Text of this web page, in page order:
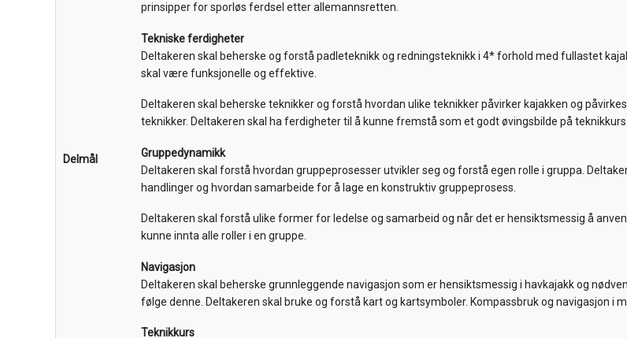
Delmål
prinsipper for sporløs ferdsel etter allemannsretten.
Tekniske ferdigheter
Deltakeren skal beherske og forstå padleteknikk og redningsteknikk i 4* forhold med fullastet
skal være funksjonelle og effektive.
Deltakeren skal beherske teknikker og forstå hvordan ulike teknikker påvirker kajakken og
teknikker. Deltakeren skal ha ferdigheter til å kunne fremstå som et godt øvingsbilde på teknikkurs.
Gruppedynamikk
Deltakeren skal forstå hvordan gruppeprosesser utvikler seg og forstå egen rolle i gruppa.
handlinger og hvordan samarbeide for å lage en konstruktiv gruppeprosess.
Deltakeren skal forstå ulike former for ledelse og samarbeid og når det er hensiktsmessig å
kunne innta alle roller i en gruppe.
Navigasjon
Deltakeren skal beherske grunnleggende navigasjon som er hensiktsmessig i havkajakk og
følge denne. Deltakeren skal bruke og forstå kart og kartsymboler. Kompassbruk og navigasjon i
Teknikkurs